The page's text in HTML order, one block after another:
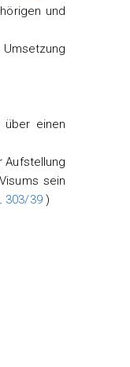
und
über einen
Aufstellung
sein
303/39)